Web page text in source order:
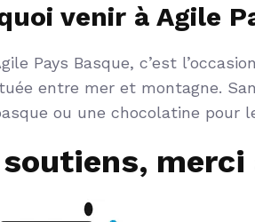
venir à Agile
Pays Basque, c’est
entre mer et montagne.
ou une chocolatine pour
merci